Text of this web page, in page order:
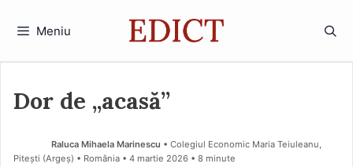
Meniu
Dor de „acasă”
Raluca Mihaela Marinescu • Colegiul Economic Maria Teiuleanu,
Pitești (Argeş) • România
4 martie 2026 • 8 minute